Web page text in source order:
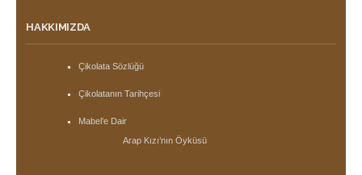
HAKKIMIZDA
Çikolata Sözlüğü
Çikolatanın Tarihçesi
Mabel’e Dair
Arap Kızı’nın Öyküsü